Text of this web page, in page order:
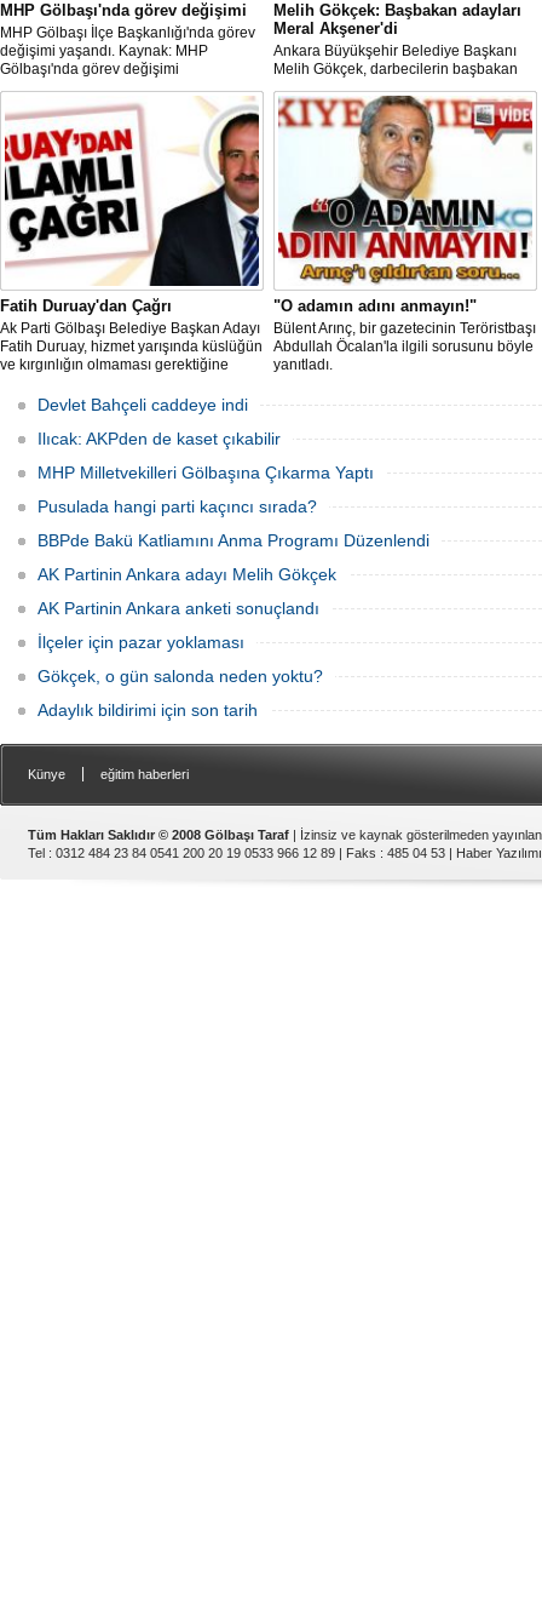
MHP Gölbaşı'nda görev değişimi
MHP Gölbaşı İlçe Başkanlığı'nda görev
değişimi yaşandı. Kaynak: MHP
Gölbaşı'nda görev değişimi
Melih Gökçek: Başbakan adayları
Meral Akşener'di
Ankara Büyükşehir Belediye Başkanı
Melih Gökçek, darbecilerin başbakan
adayının Meral Akşener olduğunu
söyledi.Siyaset / 30 Temmuz 2016
Cumartesi 14:30
Fatih Duruay'dan Çağrı
Ak Parti Gölbaşı Belediye Başkan Adayı
Fatih Duruay, hizmet yarışında küslüğün
ve kırgınlığın olmaması gerektiğine
üyesi olan dava arkadaşlarına ardından
ise diğer partilerden meclis üyeliğine
adaylığını koyan isimle
"O adamın adını anmayın!"
Bülent Arınç, bir gazetecinin Teröristbaşı
Abdullah Öcalan'la ilgili sorusunu böyle
yanıtladı.
Devlet Bahçeli caddeye indi
Ilıcak: AKPden de kaset çıkabilir
MHP Milletvekilleri Gölbaşına Çıkarma Yaptı
Pusulada hangi parti kaçıncı sırada?
BBPde Bakü Katliamını Anma Programı Düzenlendi
AK Partinin Ankara adayı Melih Gökçek
AK Partinin Ankara anketi sonuçlandı
İlçeler için pazar yoklaması
Gökçek, o gün salonda neden yoktu?
Adaylık bildirimi için son tarih
Künye eğitim haberleri
Tüm Hakları Saklıdır © 2008 Gölbaşı Taraf | İzinsiz ve kaynak gösterilmeden
Tel : 0312 484 23 84 0541 200 20 19 0533 966 12 89 | Faks : 485 04 53 | Haber Yazılımı